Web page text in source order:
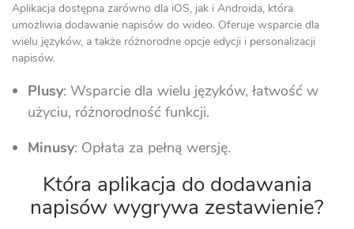
Aplikacja dostępna zarówno dla iOS, jak i Androida, która
umożliwia dodawanie napisów do wideo. Oferuje wsparcie dla
wielu języków, a także różnorodne opcje edycji i personalizacji
napisów.
Plusy: Wsparcie dla wielu języków, łatwość w
użyciu, różnorodność funkcji.
Minusy: Opłata za pełną wersję.
Która aplikacja do dodawania
napisów wygrywa zestawienie?